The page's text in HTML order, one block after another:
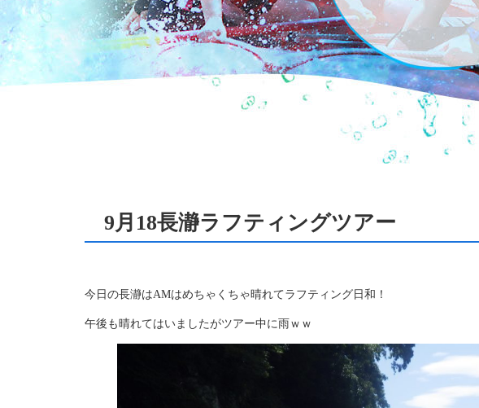
9月18長瀞ラフティングツアー
今日の長瀞はAMはめちゃくちゃ晴れてラフティング日和！
午後も晴れてはいましたがツアー中に雨ｗｗ